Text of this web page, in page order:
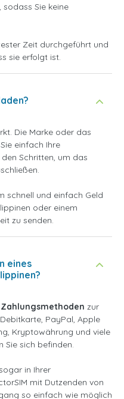
Sie keine
Zeit durchgeführt und
sie erfolgt ist.
Die Marke oder das
einfach Ihre
Schritten, um das
schnell und einfach Geld
oder einem
zu senden.
eines
zur
PayPal, Apple
Kryptowährung und viele
Sie sich befinden.
in Ihrer
mit Dutzenden von
so einfach wie möglich